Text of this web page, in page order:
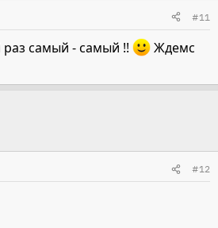
#11
раз самый - самый !!
Ждемс
#12